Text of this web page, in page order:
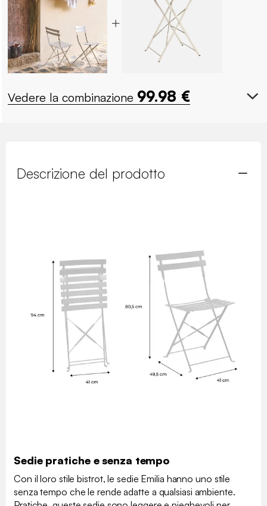
Vedere la combinazione 99.98 €
Descrizione del prodotto
Sedie pratiche e senza tempo
Con il loro stile bistrot, le sedie Emilia hanno uno stile
senza tempo che le rende adatte a qualsiasi ambiente.